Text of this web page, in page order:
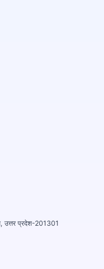
उत्तर प्रदेश-201301